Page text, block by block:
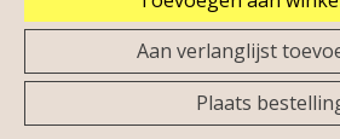
Aan verlanglijst
Plaats